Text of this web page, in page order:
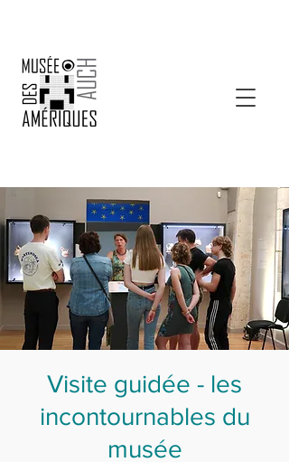
Visite guidée - les
incontournables du
musée